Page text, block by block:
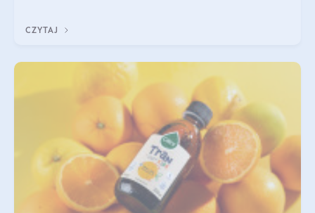
CZYTAJ